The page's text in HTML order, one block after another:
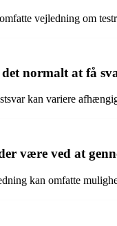
vejledning om
normalt at få
kan variere
være ved at
kan omfatte